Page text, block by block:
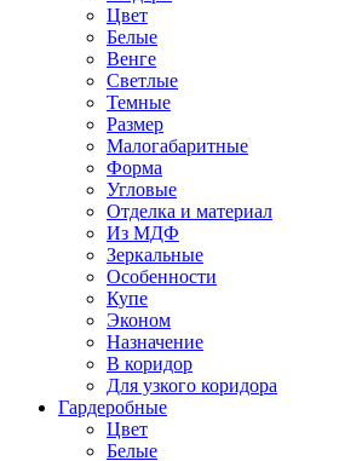
Цвет
Белые
Венге
Светлые
Темные
Размер
Малогабаритные
Форма
Угловые
Отделка и материал
Из МДФ
Зеркальные
Особенности
Купе
Эконом
Назначение
В коридор
Для узкого коридора
Гардеробные
Цвет
Белые